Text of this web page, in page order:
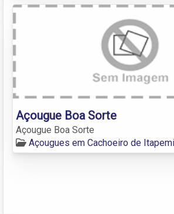
Açougue Boa Sorte
Açougue Boa Sorte
Açougues em Cachoeiro de